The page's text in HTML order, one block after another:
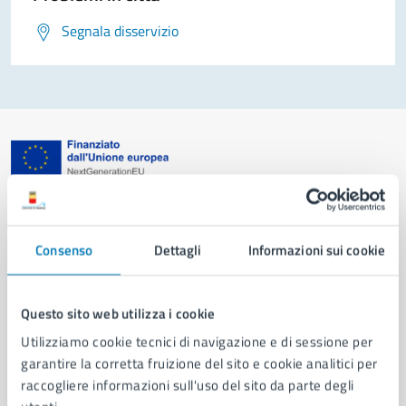
Consenso Dettagli Informazioni sui cookie
Questo sito web utilizza i cookie
Utilizziamo cookie tecnici di navigazione e di sessione per
garantire la corretta fruizione del sito e cookie analitici per
raccogliere informazioni sull'uso del sito da parte degli
Segnala disservizio
Organi di governo
Municipalità
Uffici
Enti e fondazioni
Politici